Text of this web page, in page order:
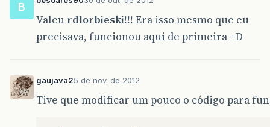
B
Valeu rdlorbieski!!! Era isso mesmo que eu
precisava, funcionou aqui de primeira =D
gaujava25 de nov. de 2012
Tive que modificar um pouco o código para